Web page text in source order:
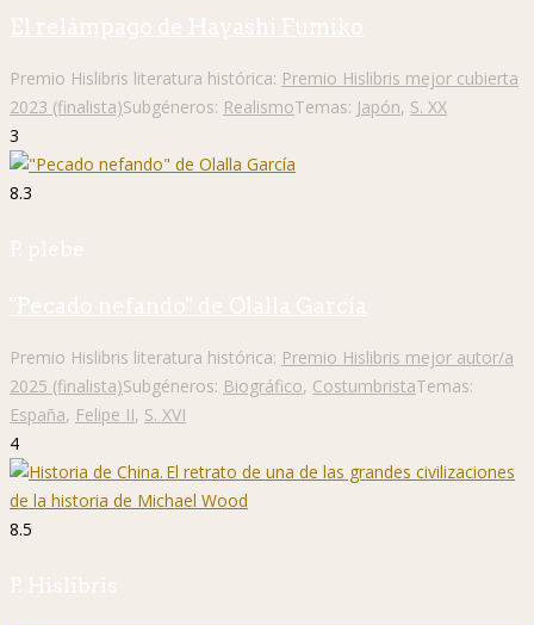
El relámpago de Hayashi Fumiko
Premio Hislibris literatura histórica: Premio Hislibris mejor cubierta
2023 (finalista)Subgéneros: RealismoTemas: Japón, S. XX
3
8.3
P. plebe
"Pecado nefando" de Olalla García
Premio Hislibris literatura histórica: Premio Hislibris mejor autor/a
2025 (finalista)Subgéneros: Biográfico, CostumbristaTemas:
España, Felipe II, S. XVI
4
8.5
P. Hislibris